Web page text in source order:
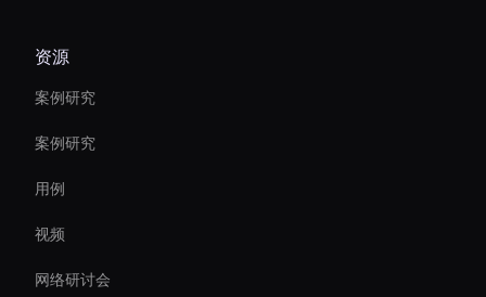
资源
案例研究
案例研究
用例
视频
网络研讨会